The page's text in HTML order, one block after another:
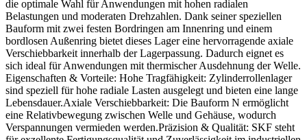
die optimale Wahl für Anwendungen mit hohen radialen
Belastungen und moderaten Drehzahlen. Dank seiner speziellen
Bauform mit zwei festen Bordringen am Innenring und einem
bordlosen Außenring bietet dieses Lager eine hervorragende axiale
Verschiebbarkeit innerhalb der Lagerpassung. Dadurch eignet es
sich ideal für Anwendungen mit thermischer Ausdehnung der Welle.
Eigenschaften & Vorteile: Hohe Tragfähigkeit: Zylinderrollenlager
sind speziell für hohe radiale Lasten ausgelegt und bieten eine lange
Lebensdauer.Axiale Verschiebbarkeit: Die Bauform N ermöglicht
eine Relativbewegung zwischen Welle und Gehäuse, wodurch
Verspannungen vermieden werden.Präzision & Qualität: SKF steht